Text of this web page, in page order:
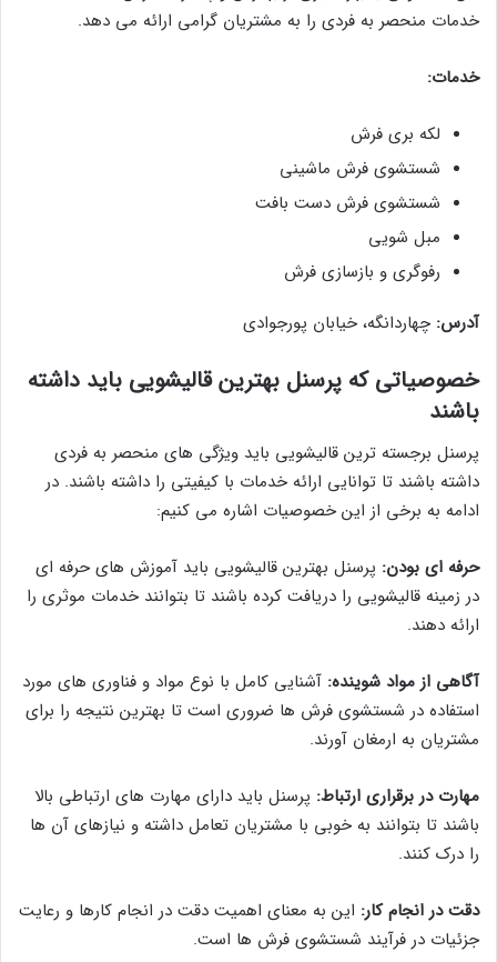
خدمات منحصر به فردی را به مشتریان گرامی ارائه می دهد.
خدمات:
لکه بری فرش
شستشوی فرش ماشینی
شستشوی فرش دست بافت
مبل شویی
رفوگری و بازسازی فرش
آدرس: چهاردانگه، خیابان پورجوادی
خصوصیاتی که پرسنل بهترین قالیشویی باید داشته
باشند
پرسنل برجسته ترین قالیشویی باید ویژگی های منحصر به فردی
داشته باشند تا توانایی ارائه خدمات با کیفیتی را داشته باشند. در
ادامه به برخی از این خصوصیات اشاره می کنیم:
حرفه ای بودن: پرسنل بهترین قالیشویی باید آموزش های حرفه ای
در زمینه قالیشویی را دریافت کرده باشند تا بتوانند خدمات موثری را
ارائه دهند.
آگاهی از مواد شوینده: آشنایی کامل با نوع مواد و فناوری های مورد
استفاده در شستشوی فرش ها ضروری است تا بهترین نتیجه را برای
مشتریان به ارمغان آورند.
مهارت در برقراری ارتباط: پرسنل باید دارای مهارت های ارتباطی بالا
باشند تا بتوانند به خوبی با مشتریان تعامل داشته و نیازهای آن ها
را درک کنند.
دقت در انجام کار: این به معنای اهمیت دقت در انجام کارها و رعایت
جزئیات در فرآیند شستشوی فرش ها است.